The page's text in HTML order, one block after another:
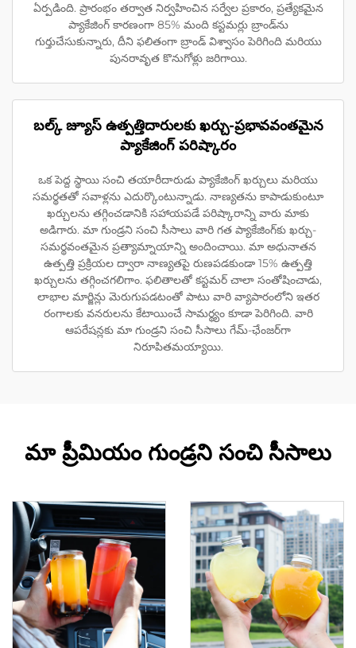
ఏర్పడింది. ప్రారంభం తర్వాత నిర్వహించిన సర్వేల ప్రకారం, ప్రత్యేకమైన
ప్యాకేజింగ్ కారణంగా 85% మంది కస్టమర్లు బ్రాండ్‌ను
గుర్తుచేసుకున్నారు, దీని ఫలితంగా బ్రాండ్ విశ్వాసం పెరిగింది మరియు
పునరావృత కొనుగోళ్లు జరిగాయి.
బల్క్ జ్యూస్ ఉత్పత్తిదారులకు ఖర్చు-ప్రభావవంతమైన
ప్యాకేజింగ్ పరిష్కారం
ఒక పెద్ద స్థాయి సంచి తయారీదారుడు ప్యాకేజింగ్ ఖర్చులు మరియు
సమర్థతతో సవాళ్లను ఎదుర్కొంటున్నాడు. నాణ్యతను కాపాడుకుంటూ
ఖర్చులను తగ్గించడానికి సహాయపడే పరిష్కారాన్ని వారు మాకు
అడిగారు. మా గుండ్రని సంచి సీసాలు వారి గత ప్యాకేజింగ్‌కు ఖర్చు-
సమర్థవంతమైన ప్రత్యామ్నాయాన్ని అందించాయి. మా అధునాతన
ఉత్పత్తి ప్రక్రియల ద్వారా నాణ్యతపై రుణపడకుండా 15% ఉత్పత్తి
ఖర్చులను తగ్గించగలిగాం. ఫలితాలతో కస్టమర్ చాలా సంతోషించాడు,
లాభాల మార్జిన్లు మెరుగుపడటంతో పాటు వారి వ్యాపారంలోని ఇతర
రంగాలకు వనరులను కేటాయించే సామర్థ్యం కూడా పెరిగింది. వారి
ఆపరేషన్లకు మా గుండ్రని సంచి సీసాలు గేమ్-ఛేంజర్‌గా
నిరూపితమయ్యాయి.
మా ప్రీమియం గుండ్రని సంచి సీసాలు